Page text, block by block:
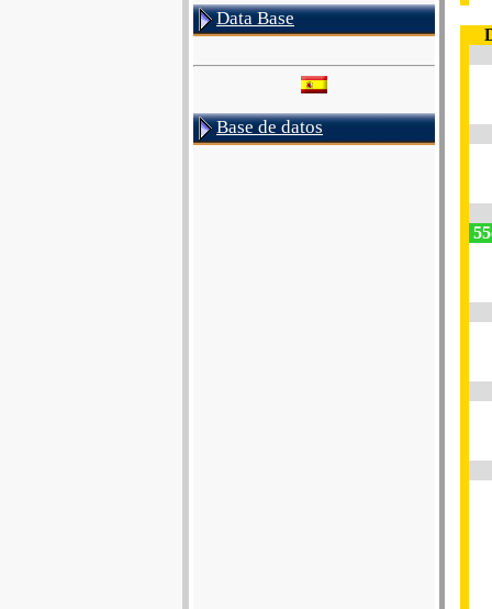
Data Base
Base de datos